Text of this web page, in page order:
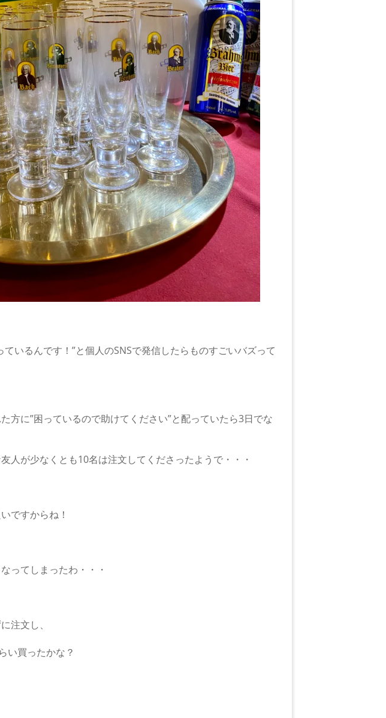
いるんです！”と個人のSNSで発信したらものすごいバズって
方に”困っているので助けてください”と配っていたら3日でな
人が少なくとも10名は注文してくださったようで・・・
ですからね！
ってしまったわ・・・
注文し、
い買ったかな？